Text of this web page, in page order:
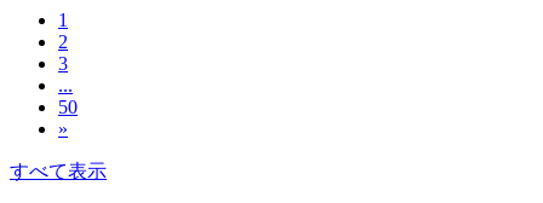
1
2
3
...
50
»
すべて表示